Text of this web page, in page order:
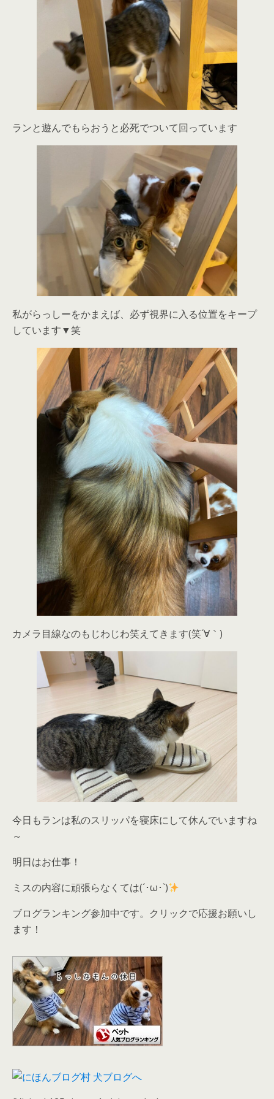
ランと遊んでもらおうと必死でついて回っています
私がらっしーをかまえば、必ず視界に入る位置をキープ
しています▼笑
カメラ目線なのもじわじわ笑えてきます(笑´∀｀)
今日もランは私のスリッパを寝床にして休んでいますね
～
明日はお仕事！
ミスの内容に頑張らなくては(´･ω･`)
ブログランキング参加中です。クリックで応援お願いし
ます！